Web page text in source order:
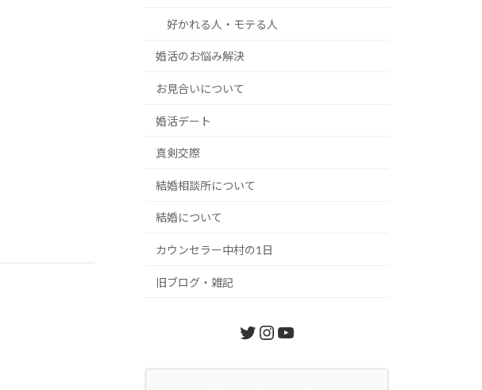
好かれる人・モテる人
婚活のお悩み解決
お見合いについて
婚活デート
真剣交際
結婚相談所について
結婚について
カウンセラー中村の1日
旧ブログ・雑記
Twitter
Instagram
YouTube